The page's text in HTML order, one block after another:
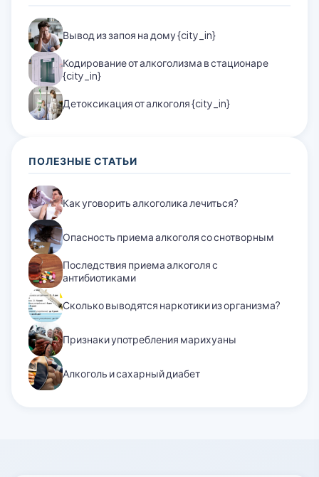
Вывод из запоя на дому {city_in}
Кодирование от алкоголизма в стационаре
{city_in}
Детоксикация от алкоголя {city_in}
ПОЛЕЗНЫЕ СТАТЬИ
Как уговорить алкоголика лечиться?
Опасность приема алкоголя со снотворным
Последствия приема алкоголя с
антибиотиками
Сколько выводятся наркотики из организма?
Признаки употребления марихуаны
Алкоголь и сахарный диабет